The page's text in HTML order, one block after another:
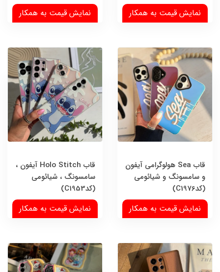
نمایش قیمت به همکار نمایش قیمت به همکار
قاب Sea هولوگرامی آیفون
و سامسونگ و شیائومی
(کدC1976)
نمایش قیمت به همکار
قاب Holo Stitch آیفون ،
سامسونگ ، شیائومی
(کدC1953)
نمایش قیمت به همکار